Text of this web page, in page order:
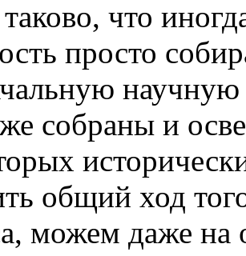
что
просто
научную
собраны и
общий ход
можем даже на